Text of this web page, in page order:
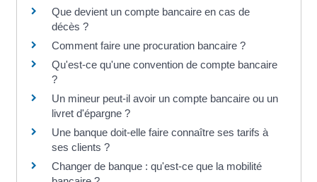
Que devient un compte bancaire en cas de
décès ?
Comment faire une procuration bancaire ?
Qu'est-ce qu'une convention de compte bancaire
?
Un mineur peut-il avoir un compte bancaire ou un
livret d'épargne ?
Une banque doit-elle faire connaître ses tarifs à
ses clients ?
Changer de banque : qu'est-ce que la mobilité